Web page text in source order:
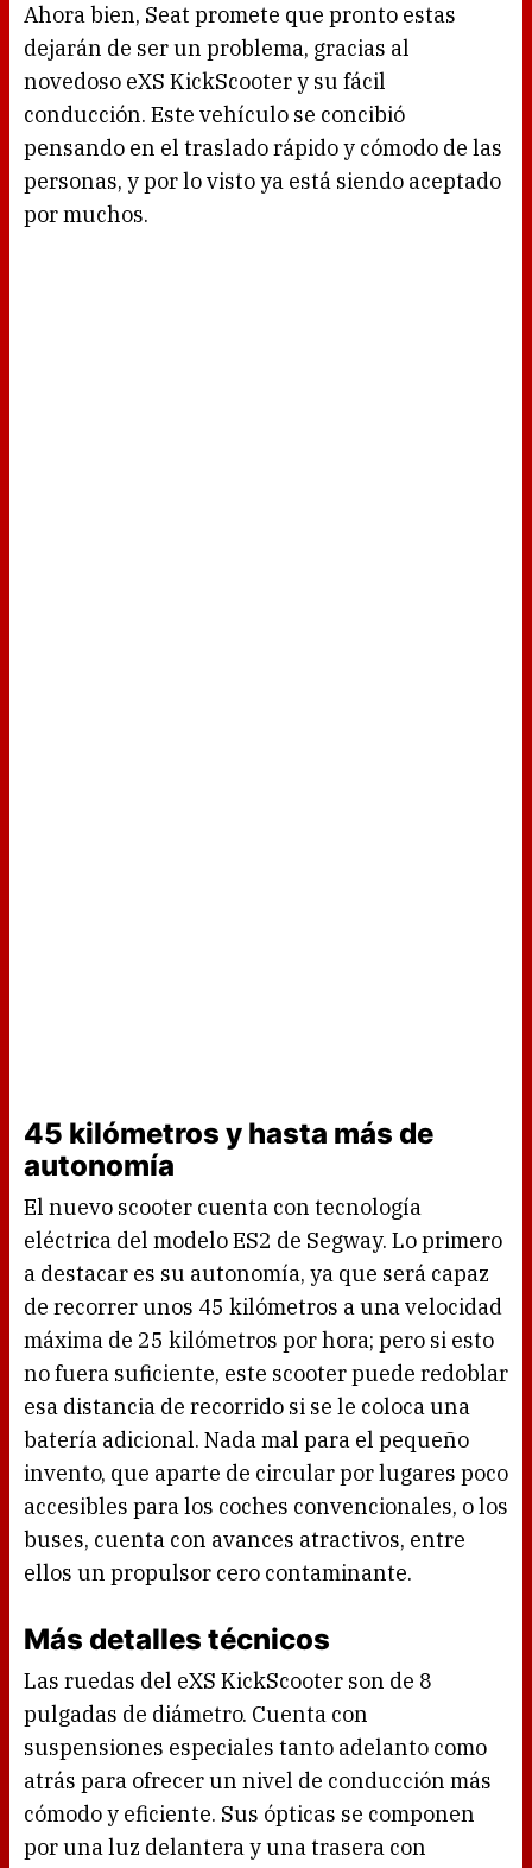
Ahora bien, Seat promete que pronto estas
dejarán de ser un problema, gracias al
novedoso eXS KickScooter y su fácil
conducción. Este vehículo se concibió
pensando en el traslado rápido y cómodo de las
personas, y por lo visto ya está siendo aceptado
por muchos.
45 kilómetros y hasta más de
autonomía
El nuevo scooter cuenta con tecnología
eléctrica del modelo ES2 de Segway. Lo primero
a destacar es su autonomía, ya que será capaz
de recorrer unos 45 kilómetros a una velocidad
máxima de 25 kilómetros por hora; pero si esto
no fuera suficiente, este scooter puede redoblar
esa distancia de recorrido si se le coloca una
batería adicional. Nada mal para el pequeño
invento, que aparte de circular por lugares poco
accesibles para los coches convencionales, o los
buses, cuenta con avances atractivos, entre
ellos un propulsor cero contaminante.
Más detalles técnicos
Las ruedas del eXS KickScooter son de 8
pulgadas de diámetro. Cuenta con
suspensiones especiales tanto adelanto como
atrás para ofrecer un nivel de conducción más
cómodo y eficiente. Sus ópticas se componen
por una luz delantera y una trasera con